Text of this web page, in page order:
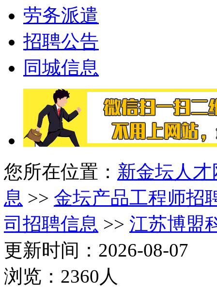
劳务派遣
招聘公告
同城信息
您所在位置： 新金坛人才
息 >> 金坛产品工程师招
司招聘信息 >> 江苏博盟
更新时间：2026-08-07
浏览：2360人